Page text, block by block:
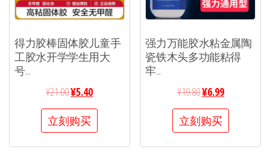
得力胶棒固体胶儿童手
工胶水开学学生用大
号...
¥21.00¥5.40
立刻购买
强力万能胶水粘金属陶
瓷铁木头多功能粘得
牢...
¥19.80¥6.99
立刻购买